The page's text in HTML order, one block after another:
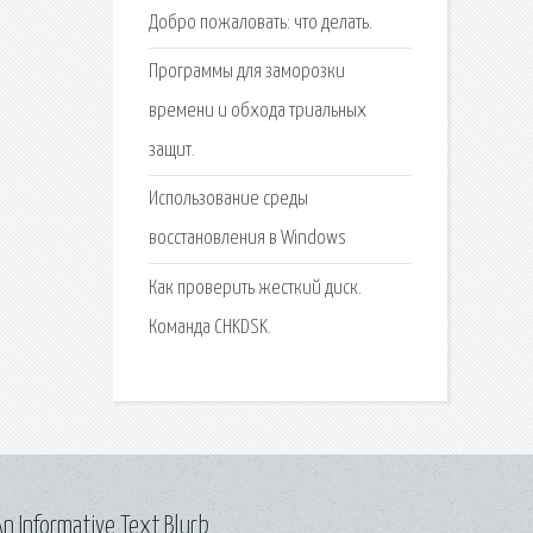
Добро пожаловать: что делать.
Программы для заморозки
времени и обхода триальных
защит.
Использование среды
восстановления в Windows
Как проверить жесткий диск.
Команда CHKDSK.
Informative Text Blurb